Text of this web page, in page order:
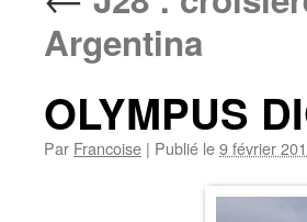
Argentina
OLYMPUS
Par Francoise | Publié le9 février